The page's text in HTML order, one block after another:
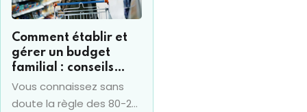
Comment établir et
gérer un budget
familial : conseils
pratiques et la règle
du 50-20-30
Vous connaissez sans
doute la règle des 80-20